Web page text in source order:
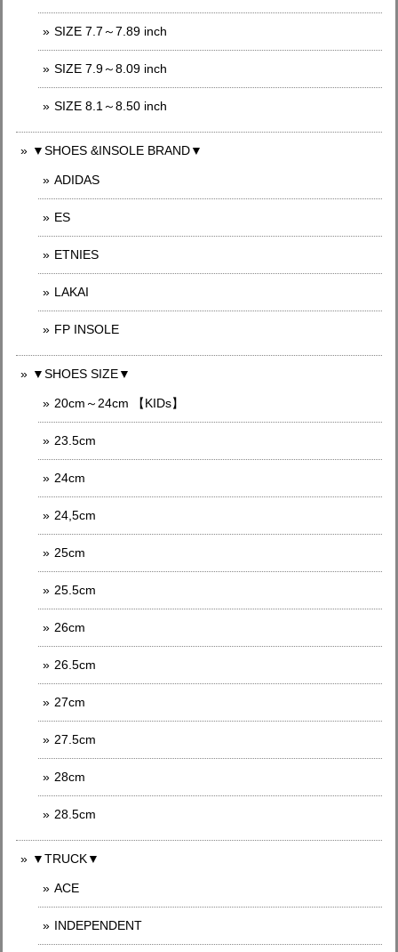
SIZE 7.7～7.89 inch
SIZE 7.9～8.09 inch
SIZE 8.1～8.50 inch
▼SHOES &INSOLE BRAND▼
ADIDAS
ES
ETNIES
LAKAI
FP INSOLE
▼SHOES SIZE▼
20cm～24cm 【KIDs】
23.5cm
24cm
24,5cm
25cm
25.5cm
26cm
26.5cm
27cm
27.5cm
28cm
28.5cm
▼TRUCK▼
ACE
INDEPENDENT